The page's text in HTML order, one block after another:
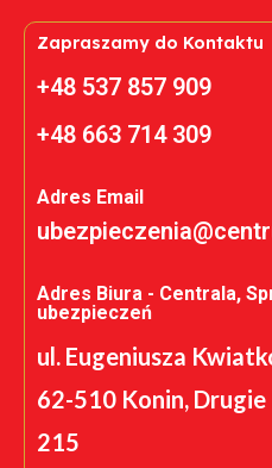
Zapraszamy do Kontaktu
+48 537 857 909
+48 663 714 309
Adres Email
Adres Biura - Centrala,
ubezpieczeń
ul. Eugeniusza
62-510 Konin,
215